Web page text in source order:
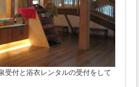
受付と浴衣レンタルの受付をして